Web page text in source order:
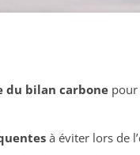
du bilan carbonepour
à éviter lors de